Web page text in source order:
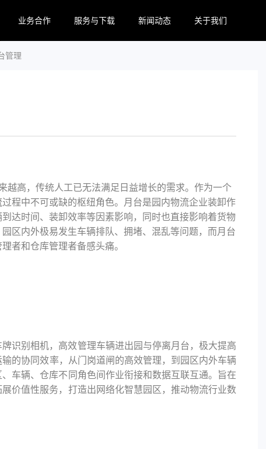
业务合作 服务与下载 新闻动态 关于我们
管理
越高，传统人工已无法满足日益增长的需求。作为一个
程中不可或缺的枢纽角色。
月台是园内物流企业装卸作
达时间、装卸效率等因素影响，同时也直接影响着货物
区内外极易发生车辆排队、拥堵、混乱等问题，而月台
者和仓库管理者备感头痛。
识别相机，高效管理车辆进出园与停离月台，极大提高
输的协同效率，从门岗道闸的高效管理，到园区内外车辆
车辆、仓库不同角色间作业衔接和数据互联互通。旨在
价值性服务，打造出网络化智慧园区，推动物流行业数